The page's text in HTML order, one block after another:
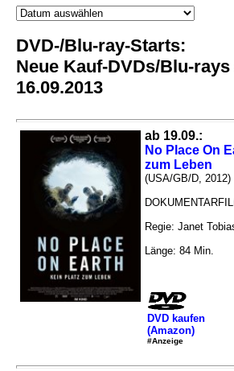
DVD-/Blu-ray-Starts:
Neue Kauf-DVDs/Blu-rays
16.09.2013
ab 19.09.:
No Place On
zum Leben
(USA/GB/D, 2012)
Regie: Janet
Länge: 84 Min.
DVD kaufen
(Amazon)
#Anzeige